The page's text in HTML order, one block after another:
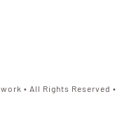
• All Rights Reserved •